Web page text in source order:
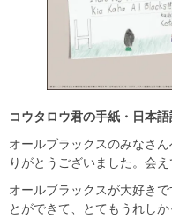
コウタロウ君の手紙・日本語
オールブラックスのみなさ
りがとうございました。会え
オールブラックスが大好き
とができて、とてもうれし